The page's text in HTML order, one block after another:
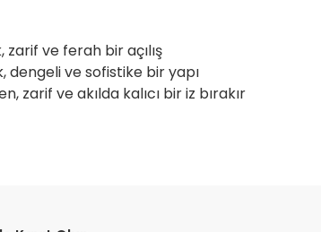
zarif ve ferah bir açılış
dengeli ve sofistike bir yapı
zarif ve akılda kalıcı bir iz bırakır